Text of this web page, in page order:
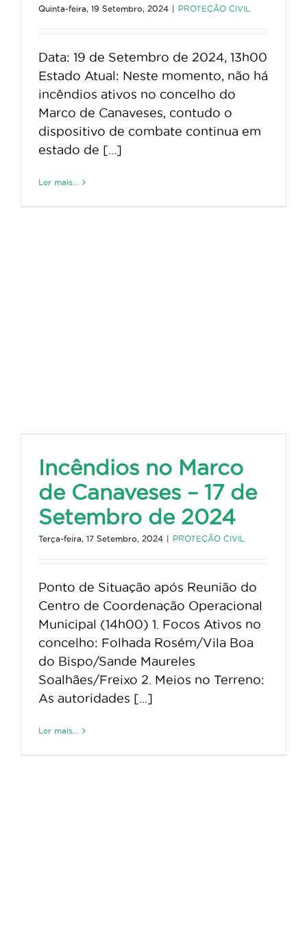
Quinta-feira, 19 Setembro, 2024 PROTEÇÃO CIVIL
Data: 19 de Setembro de 2024, 13h00
Estado Atual: Neste momento, não há
incêndios ativos no concelho do
Marco de Canaveses, contudo o
dispositivo de combate continua em
estado de [...]
Ler mais...
Incêndios no Marco
de Canaveses – 17 de
Setembro de 2024
Terça-feira, 17 Setembro, 2024 PROTEÇÃO CIVIL
Ponto de Situação após Reunião do
Centro de Coordenação Operacional
Municipal (14h00) 1. Focos Ativos no
concelho: Folhada Rosém/Vila Boa
do Bispo/Sande Maureles
Soalhães/Freixo 2. Meios no Terreno:
As autoridades [...]
Ler mais...